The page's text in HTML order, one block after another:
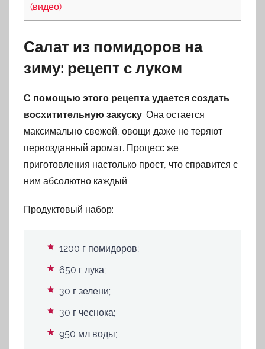
(видео)
Салат из помидоров на
зиму: рецепт с луком
С помощью этого рецепта удается создать
восхитительную закуску. Она остается
максимально свежей, овощи даже не теряют
первозданный аромат. Процесс же
приготовления настолько прост, что справится с
ним абсолютно каждый.
Продуктовый набор:
1200 г помидоров;
650 г лука;
30 г зелени;
30 г чеснока;
950 мл воды;